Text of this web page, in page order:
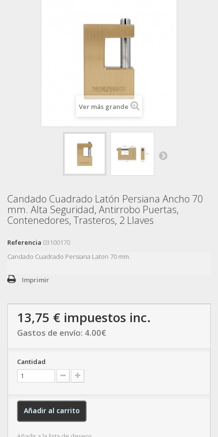
Ver más grande
Candado Cuadrado Latón Persiana Ancho 70
mm. Alta Seguridad, Antirrobo Puertas,
Contenedores, Trasteros, 2 Llaves
Referencia 03100170
Candado Cuadrado Persiana Laton 70 mm.
Imprimir
13,75 € impuestos inc.
Gastos de envío: 4.00€
Cantidad
Añadir al carrito